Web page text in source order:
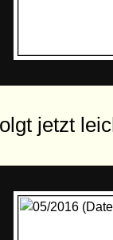
jetzt